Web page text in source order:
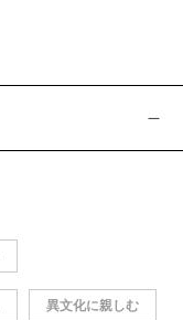
異文化に親しむ